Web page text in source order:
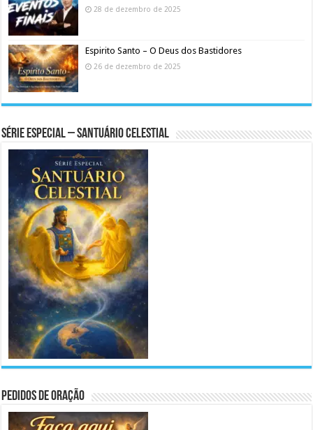
28 de dezembro de 2025
Espirito Santo – O Deus dos Bastidores
26 de dezembro de 2025
Série Especial – Santuário Celestial
Pedidos de Oração